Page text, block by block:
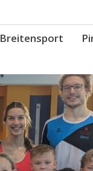
Breitensport